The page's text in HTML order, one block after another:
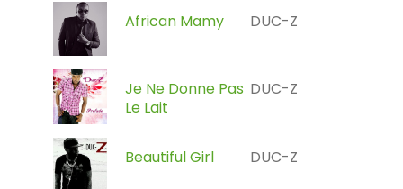
African Mamy DUC-Z
Je Ne Donne Pas
Le Lait
DUC-Z
Beautiful Girl DUC-Z